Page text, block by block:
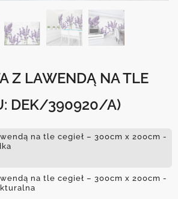
Z LAWENDĄ NA TLE
DEK/390920/A)
na tle cegieł – 300cm x 200cm -
na tle cegieł – 300cm x 200cm -